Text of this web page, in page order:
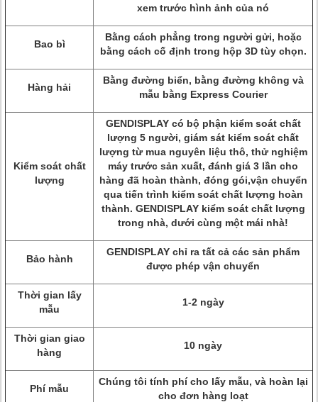
xem trước hình ảnh của nó
Bao bì
Bằng cách phẳng trong người gửi, hoặc
bằng cách cố định trong hộp 3D tùy chọn.
Hàng hải
Bằng đường biển, bằng đường không và
mẫu bằng Express Courier
Kiểm soát chất
lượng
GENDISPLAY có bộ phận kiểm soát chất
lượng 5 người, giám sát kiểm soát chất
lượng từ mua nguyên liệu thô, thử nghiệm
máy trước sản xuất, đánh giá 3 lần cho
hàng đã hoàn thành, đóng gói,vận chuyển
qua tiến trình kiểm soát chất lượng hoàn
thành. GENDISPLAY kiểm soát chất lượng
trong nhà, dưới cùng một mái nhà!
Bảo hành
GENDISPLAY chỉ ra tất cả các sản phẩm
được phép vận chuyển
Thời gian lấy
mẫu
1-2 ngày
Thời gian giao
hàng
10 ngày
Phí mẫu
Chúng tôi tính phí cho lấy mẫu, và hoàn lại
cho đơn hàng loạt